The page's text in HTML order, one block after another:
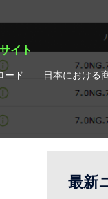
イト
ード 日本における
最新